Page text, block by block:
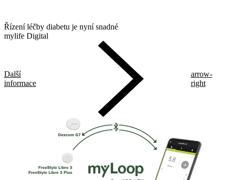
Řízení léčby diabetu je nyní snadné
mylife Digital
Další
informace
arrow-
right